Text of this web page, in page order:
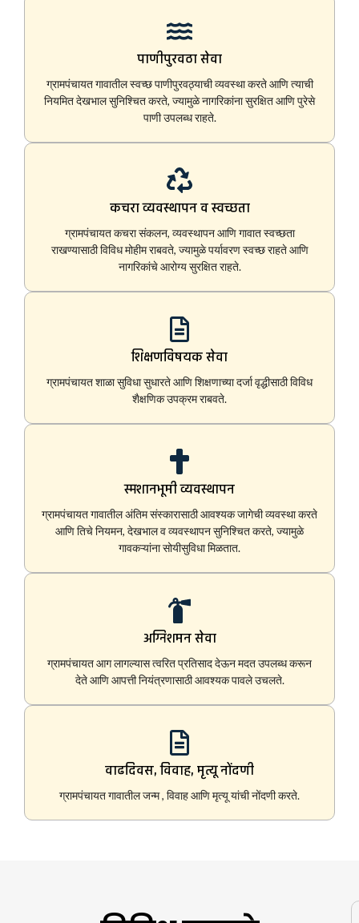
पाणीपुरवठा सेवा
ग्रामपंचायत गावातील स्वच्छ पाणीपुरवठ्याची व्यवस्था करते आणि त्याची
नियमित देखभाल सुनिश्चित करते, ज्यामुळे नागरिकांना सुरक्षित आणि पुरेसे
पाणी उपलब्ध राहते.
कचरा व्यवस्थापन व स्वच्छता
ग्रामपंचायत कचरा संकलन, व्यवस्थापन आणि गावात स्वच्छता
राखण्यासाठी विविध मोहीम राबवते, ज्यामुळे पर्यावरण स्वच्छ राहते आणि
नागरिकांचे आरोग्य सुरक्षित राहते.
शिक्षणविषयक सेवा
ग्रामपंचायत शाळा सुविधा सुधारते आणि शिक्षणाच्या दर्जा वृद्धीसाठी विविध
शैक्षणिक उपक्रम राबवते.
स्मशानभूमी व्यवस्थापन
ग्रामपंचायत गावातील अंतिम संस्कारासाठी आवश्यक जागेची व्यवस्था करते
आणि तिचे नियमन, देखभाल व व्यवस्थापन सुनिश्चित करते, ज्यामुळे
गावकऱ्यांना सोयीसुविधा मिळतात.
अग्निशमन सेवा
ग्रामपंचायत आग लागल्यास त्वरित प्रतिसाद देऊन मदत उपलब्ध करून
देते आणि आपत्ती नियंत्रणासाठी आवश्यक पावले उचलते.
वाढदिवस, विवाह, मृत्यू नोंदणी
ग्रामपंचायत गावातील जन्म , विवाह आणि मृत्यू यांची नोंदणी करते.